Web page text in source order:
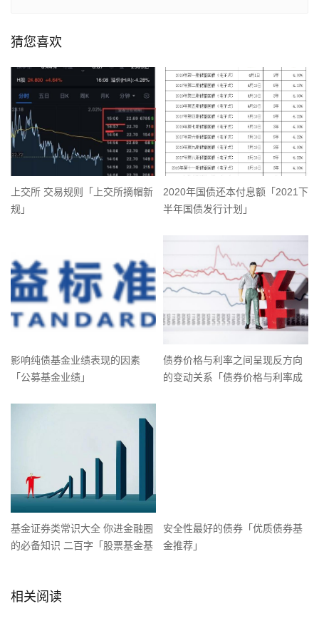
猜您喜欢
上交所 交易规则「上交所摘帽新
规」
2020年国债还本付息额「2021下
半年国债发行计划」
影响纯债基金业绩表现的因素
「公募基金业绩」
债券价格与利率之间呈现反方向
的变动关系「债券价格与利率成
基金证券类常识大全 你进金融圈
的必备知识 二百字「股票基金基
安全性最好的债券「优质债券基
金推荐」
相关阅读